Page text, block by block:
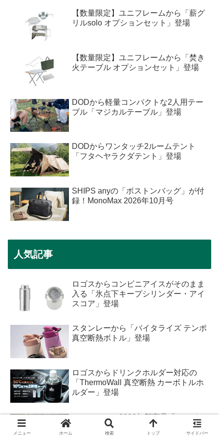
【数量限定】ユニフレームから「薪グ
リルsolo オプションセット」登場
【数量限定】ユニフレームから「焚き
火テーブル オプションセット」登場
DODから軽量コンパクトな2人用テー
ブル「マジカルテーブル」登場
DODからワンタッチ2ルームテント
「フタヘヤラクダテント」登場
SHIPS anyの「ボストンバッグ」が付
録！MonoMax 2026年10月号
人気記事
ロゴスからコンビニアイスがそのまま
入る「氷点下キープシリンダー・アイ
スコア」登場
スタンレーから「バイタライズ テンポ
真空断熱ボトル」登場
ロゴスからドリンクホルダー対応の
「ThermoWall 真空断熱 カーボトルホ
ルダー」登場
ユニフレーム2026年新商品「ファイア
メニュー ホーム 検索 トップ サイドバー